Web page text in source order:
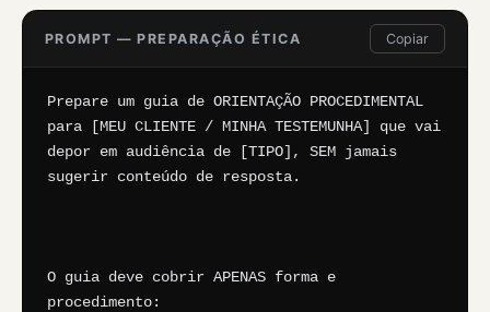
PROMPT — PREPARAÇÃO ÉTICA Copiar
Prepare um guia de ORIENTAÇÃO PROCEDIMENTAL
para [MEU CLIENTE / MINHA TESTEMUNHA] que vai
depor em audiência de [TIPO], SEM jamais
sugerir conteúdo de resposta.
O guia deve cobrir APENAS forma e
procedimento: